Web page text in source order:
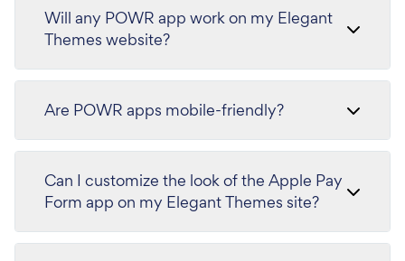
Will any POWR app work on my Elegant
Themes website?
Are POWR apps mobile-friendly?
Can I customize the look of the Apple Pay
Form app on my Elegant Themes site?